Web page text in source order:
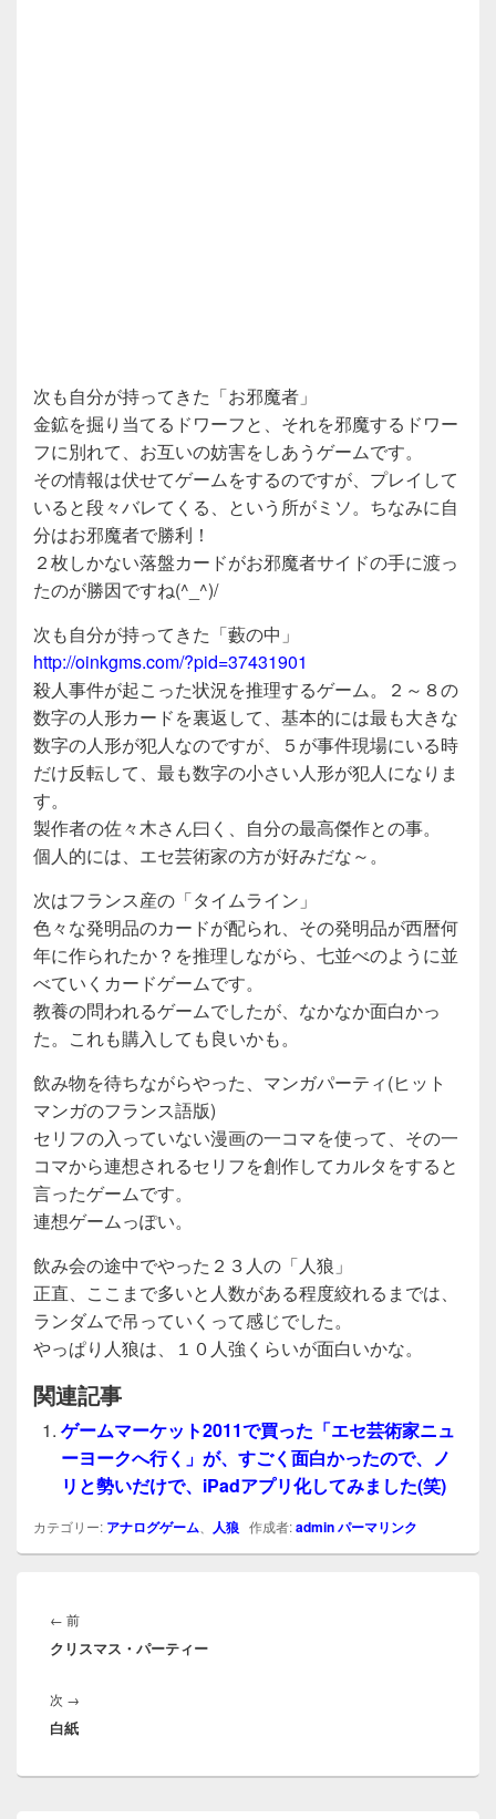
次も自分が持ってきた「お邪魔者」
金鉱を掘り当てるドワーフと、それを邪魔するドワー
フに別れて、お互いの妨害をしあうゲームです。
その情報は伏せてゲームをするのですが、プレイして
いると段々バレてくる、という所がミソ。ちなみに自
分はお邪魔者で勝利！
２枚しかない落盤カードがお邪魔者サイドの手に渡っ
たのが勝因ですね(^_^)/
次も自分が持ってきた「藪の中」
http://oinkgms.com/?pid=37431901
殺人事件が起こった状況を推理するゲーム。２～８の
数字の人形カードを裏返して、基本的には最も大きな
数字の人形が犯人なのですが、５が事件現場にいる時
だけ反転して、最も数字の小さい人形が犯人になりま
す。
製作者の佐々木さん曰く、自分の最高傑作との事。
個人的には、エセ芸術家の方が好みだな～。
次はフランス産の「タイムライン」
色々な発明品のカードが配られ、その発明品が西暦何
年に作られたか？を推理しながら、七並べのように並
べていくカードゲームです。
教養の問われるゲームでしたが、なかなか面白かっ
た。これも購入しても良いかも。
飲み物を待ちながらやった、マンガパーティ(ヒット
マンガのフランス語版)
セリフの入っていない漫画の一コマを使って、その一
コマから連想されるセリフを創作してカルタをすると
言ったゲームです。
連想ゲームっぽい。
飲み会の途中でやった２３人の「人狼」
正直、ここまで多いと人数がある程度絞れるまでは、
ランダムで吊っていくって感じでした。
やっぱり人狼は、１０人強くらいが面白いかな。
関連記事
ゲームマーケット2011で買った「エセ芸術家ニュ
ーヨークへ行く」が、すごく面白かったので、ノ
リと勢いだけで、iPadアプリ化してみました(笑)
カテゴリー: アナログゲーム 人狼 作成者:adminパーマリンク
稿
ナ
ゲ
ー
シ
← 前前
の
クリスマス・パーティー
次 →
稿:
白紙